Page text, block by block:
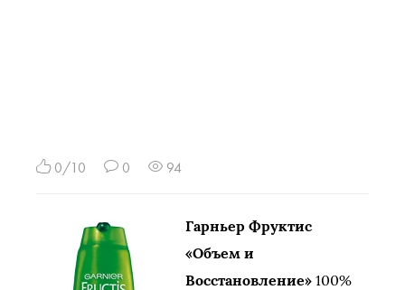
0/10 0 94
Гарньер Фруктис
«Объем и
Восстановление» 100%